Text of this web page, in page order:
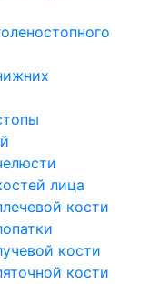
лица
кости
кости
кости